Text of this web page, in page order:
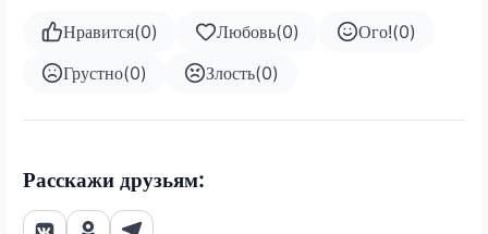
Нравится(0) Любовь(0) Ого!(0)
Грустно(0) Злость(0)
Расскажи друзьям: